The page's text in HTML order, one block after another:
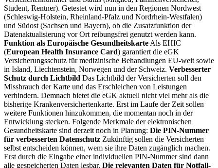
Student, Rentner). Getestet wird nun in den Regionen Nordwest
(Schleswig-Holstein, Rheinland-Pfalz und Nordrhein-Westfalen)
und Südost (Sachsen und Bayern), ob die Zusatzfunktion der
Datenaktualisierung vor Ort reibungsfrei genutzt werden kann.
Funktion als Europäische Gesundheitskarte Als EHIC
(European Health Insurance Card) garantiert die eGK
Versicherungsschutz für medizinische Behandlungen EU-weit sowie
in Island, Liechtenstein, Norwegen und der Schweiz. Verbesserter
Schutz durch Lichtbild Das Lichtbild der Versicherten soll den
Missbrauch der Karte und das Erschleichen von Leistungen
verhindern. Demnach bietet die eGK aktuell nicht viel mehr als die
bisherige Krankenversichertenkarte. Erst im Laufe der Zeit sollen
weitere Funktionen hinzukommen, die momentan noch in der
Entwicklung stecken. Folgende Merkmale der elektronischen
Gesundheitskarte sind derzeit noch in Planung: Die PIN-Nummer
für verbesserten Datenschutz Zukünftig sollen die Versicherten
selbst entscheiden können, wem sie ihre Daten zugänglich machen.
Erst durch die Eingabe einer individuellen PIN-Nummer sind dann
alle gespeicherten Daten lesbar. Die relevanten Daten für Notfall-